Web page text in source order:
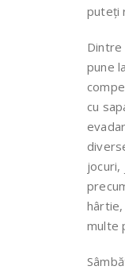
puteți
Dintre
pune
cu
jocuri,
hârtie,
multe